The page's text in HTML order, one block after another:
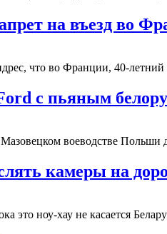
на въезд во
что во Франции, 40-
c пьяным
воеводстве Польши
камеры на
это ноу-хау не касается